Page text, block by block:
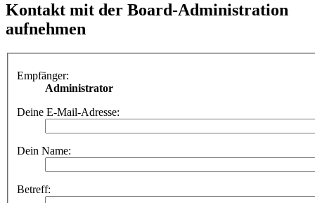
Kontakt mit der Board-Administration
aufnehmen
Empfänger:
Administrator
Deine E-Mail-Adresse:
Dein Name:
Betreff: